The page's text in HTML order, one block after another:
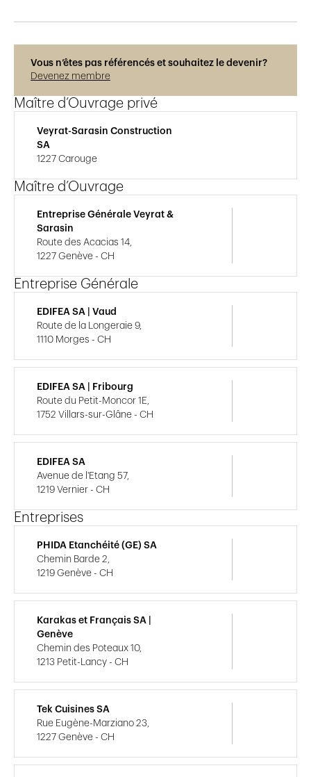
Vous n’êtes pas référencés et souhaitez le devenir?
Devenez membre
Maître d’Ouvrage privé
Veyrat-Sarasin Construction
SA
1227 Carouge
Maître d’Ouvrage
Entreprise Générale Veyrat &
Sarasin
Route des Acacias 14,
1227 Genève - CH
Entreprise Générale
EDIFEA SA | Vaud
Route de la Longeraie 9,
1110 Morges - CH
EDIFEA SA | Fribourg
Route du Petit-Moncor 1E,
1752 Villars-sur-Glâne - CH
EDIFEA SA
Avenue de l'Etang 57,
1219 Vernier - CH
Entreprises
PHIDA Etanchéité (GE) SA
Chemin Barde 2,
1219 Genève - CH
Karakas et Français SA |
Genève
Chemin des Poteaux 10,
1213 Petit-Lancy - CH
Tek Cuisines SA
Rue Eugène-Marziano 23,
1227 Genève - CH